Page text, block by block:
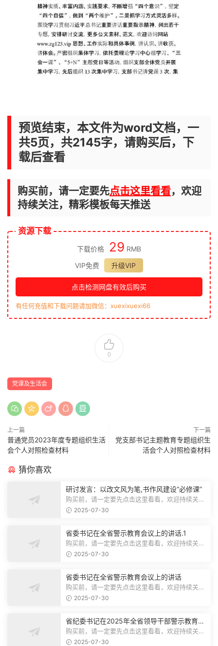
预览结束，本文件为word文档，一
共5页，共2145字，请购买后，下
载后查看
购买前，请一定要先点击这里看看，欢迎
持续关注，精彩模板每天推送
资源下载
下载价格 29 RMB
VIP免费
升级VIP
点击检测网盘有效后购买
有任何充值和下载问题请加微信：xuexixuexi66
0
党课及生活会
上一篇
普通党员2023年度专题组织生活
会个人对照检查材料
下一篇
党支部书记主题教育专题组织生
活会个人对照检查材料
猜你喜欢
研讨发言：以改文风为笔,书作风建设“必修课”
购买前，请一定要先点击这里看看，欢迎持续关
注，精彩模板每天推送预览结束，本文...
2025-07-30
省委书记在全省警示教育会议上的讲话.1
购买前，请一定要先点击这里看看，欢迎持续关
注，精彩模板每天推送预览结束，本文...
2025-07-30
省委书记在全省警示教育会议上的讲话
购买前，请一定要先点击这里看看，欢迎持续关
注，精彩模板每天推送预览结束，本文...
2025-07-30
省纪委书记在2025年全省领导干部警示教育会
上的讲话.1
购买前，请一定要先点击这里看看，欢迎持续关
注，精彩模板每天推送预览结束，本文...
2025-07-30